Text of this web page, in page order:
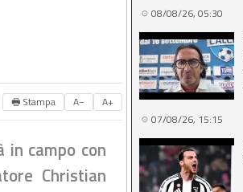
🖶 Stampa A− A+
in campo con
Christian
08/08/26, 05:30
07/08/26, 15:15